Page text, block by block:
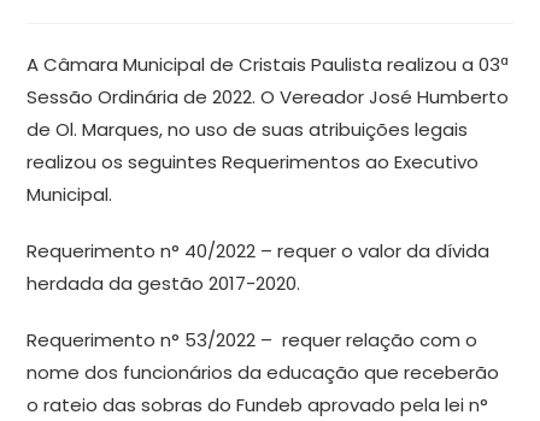
A Câmara Municipal de Cristais Paulista realizou a 03ª
Sessão Ordinária de 2022. O Vereador José Humberto
de Ol. Marques, no uso de suas atribuições legais
realizou os seguintes Requerimentos ao Executivo
Municipal.
Requerimento n° 40/2022 – requer o valor da dívida
herdada da gestão 2017-2020.
Requerimento n° 53/2022 – requer relação com o
nome dos funcionários da educação que receberão
o rateio das sobras do Fundeb aprovado pela lei n°